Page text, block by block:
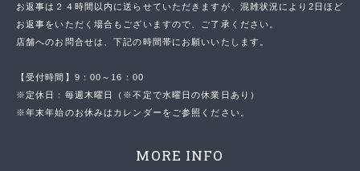
お返事は２４時間以内に送らせていただきますが、混雑状況により2日ほど
お返事をいただく場合もございますので、ご了承ください。
店舗へのお問合せは、下記の時間帯にお願いいたします。
【受付時間】9：00～16：00
※定休日：毎週木曜日（※不定で水曜日の休業日あり）
※年末年始のお休みはカレンダーをご参照ください。
MORE INFO